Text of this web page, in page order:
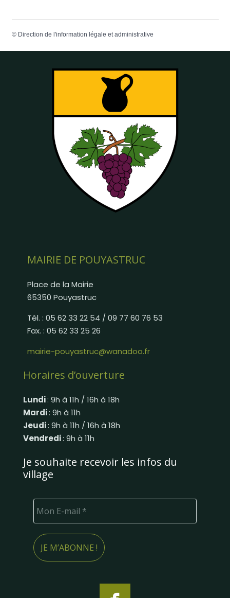
© Direction de l'information légale et administrative
MAIRIE DE POUYASTRUC
Place de la Mairie
65350 Pouyastruc
Tél. : 05 62 33 22 54 / 09 77 60 76 53
Fax. : 05 62 33 25 26
mairie-pouyastruc@wanadoo.fr
Horaires d’ouverture
Lundi: 9h à 11h / 16h à 18h
Mardi: 9h à 11h
Jeudi: 9h à 11h / 16h à 18h
Vendredi: 9h à 11h
Je souhaite recevoir les infos du
village